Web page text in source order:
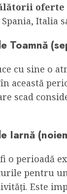
oferte
Italia
Toamnă
cu sine o
această
scad
Iarnă
o perioadă
pentru
Este